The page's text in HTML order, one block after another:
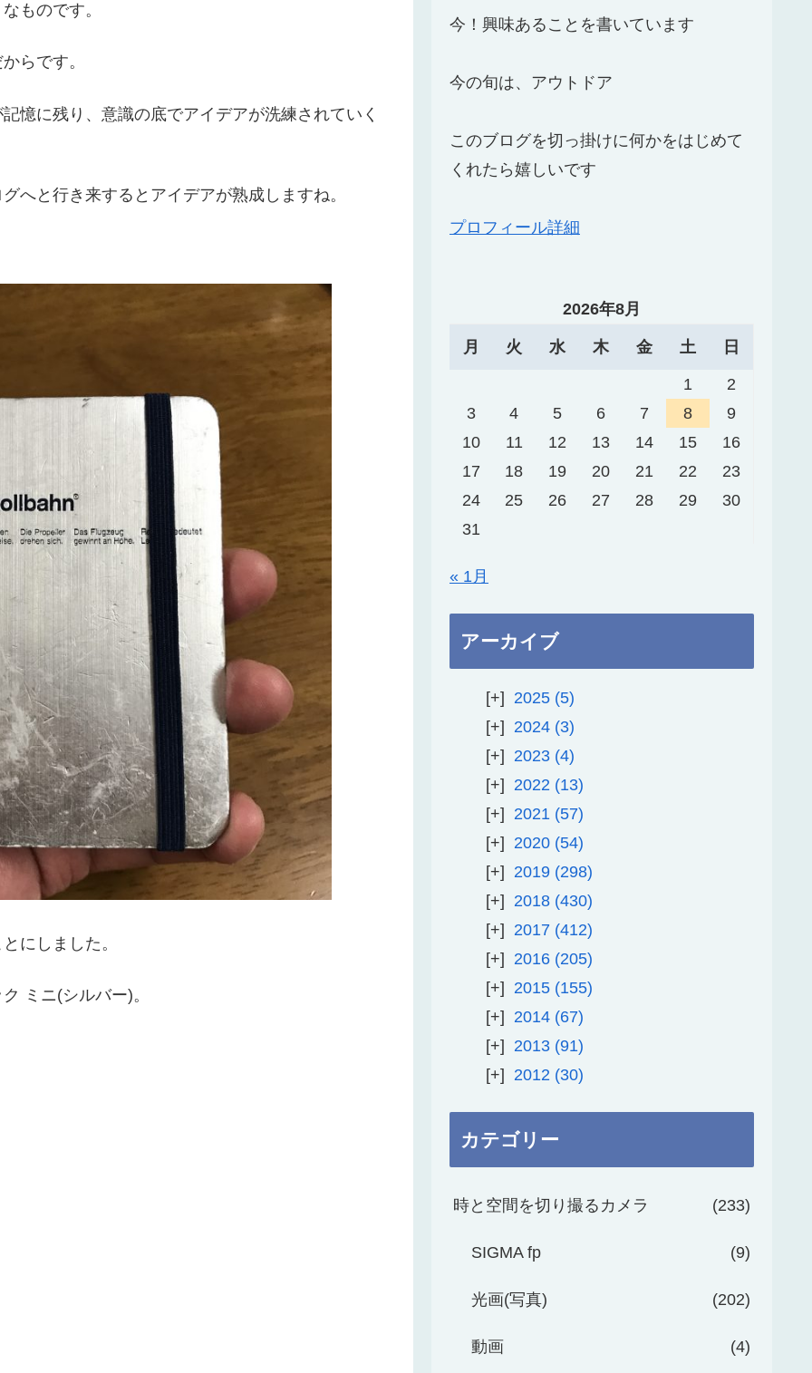
ものです。
らです。
憶に残り、意識の底でアイデアが洗練されていく
へと行き来するとアイデアが熟成しますね。
にしました。
ミニ(シルバー)。
今！興味あることを書いています
今の旬は、アウトドア
このブログを切っ掛けに何かをはじめて
くれたら嬉しいです
プロフィール詳細
2026年8月
月 火 水 木 金 土 日
1
2
3
4 5 6 7 8
9
10
11 12 13 14 15
16
17
18 19 20 21 22
23
24
25 26 27 28 29
30
31
« 1月
アーカイブ
2025 5
2024 3
2023 4
2022
13
2021
57
2020 54
2019 298
2018 430
2017 412
2016 205
2015 155
2014 67
2013 91
2012
30
カテゴリー
時と空間を切り撮るカメラ 233
SIGMA fp 9
光画(写真) 202
動画 4